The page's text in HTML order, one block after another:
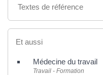
Textes de référence
Et aussi
Médecine du travail
Travail - Formation